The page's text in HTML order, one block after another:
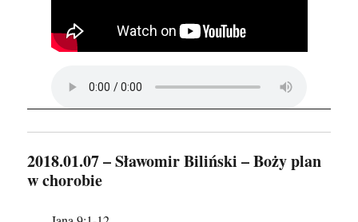
2018.01.07 – Sławomir Biliński – Boży plan
w chorobie